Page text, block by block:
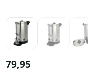
79,95